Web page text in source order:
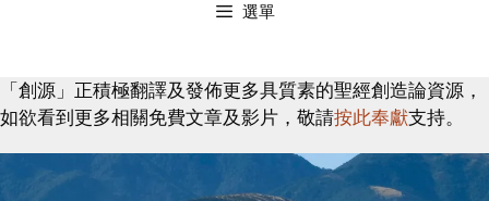
選單
「創源」正積極翻譯及發佈更多具質素的聖經創造論資源，
如欲看到更多相關免費文章及影片，敬請按此奉獻支持。